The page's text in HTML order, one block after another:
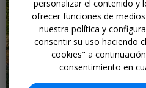
←
personalizar el contenido y
ofrecer funciones de
nuestra política y
consentir su uso haciendo
cookies" a
consentimiento en